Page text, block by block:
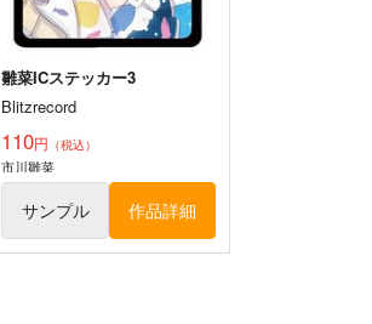
雛菜ICステッカー3
Blitzrecord
110円 （税込）
市川雛菜
サンプル 作品詳細